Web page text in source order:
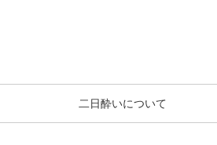
二日酔いについて